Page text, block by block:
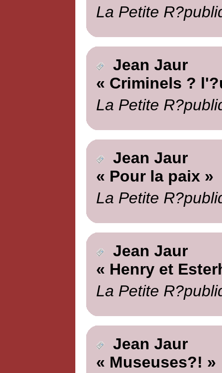
La Petite
Jean Jaur
« Criminels ?
La Petite
Jean Jaur
« Pour la paix »
La Petite
Jean Jaur
« Henry et
La Petite
Jean Jaur
« Museuses?! »